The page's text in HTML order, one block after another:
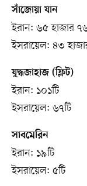
সাঁজোয়া যান
ইরান: ৬৫ হাজার
ইসরায়েল: ৪৩
যুদ্ধজাহাজ (ফ্লিট)
ইরান: ১০১টি
ইসরায়েল: ৬৭টি
সাবমেরিন
ইরান: ১৯টি
ইসরায়েল: ৫টি